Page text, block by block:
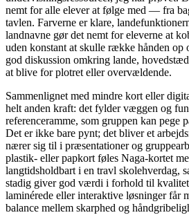
nemt for alle elever at følge med — fra
tavlen. Farverne er klare,
landnavne gør det nemt for eleverne at
uden konstant at skulle række hånden op
god diskussion omkring lande,
at blive for plotret eller overvældende.
Sammenlignet med mindre kort eller
helt anden kraft: det fylder væggen og
referenceramme, som gruppen kan pege
Det er ikke bare pynt; det bliver et
nærer sig til i præsentationer og
plastik- eller papkort føles Naga-kortet
langtidsholdbart i en travl skolehverdag,
stadig giver god værdi i forhold til
laminérede eller interaktive løsninger får
balance mellem skarphed og